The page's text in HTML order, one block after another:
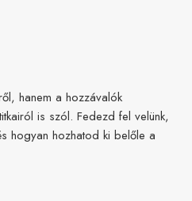
hanem a hozzávalók
is szól. Fedezd fel velünk,
hogyan hozhatod ki belőle a